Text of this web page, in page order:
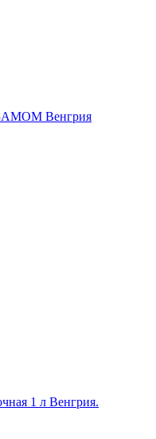
Венгрия
1 л Венгрия.